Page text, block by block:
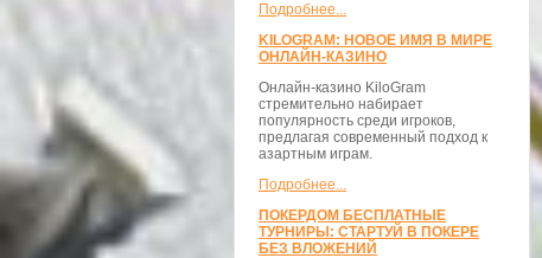
Подробнее...
KILOGRAM: НОВОЕ ИМЯ В МИРЕ
ОНЛАЙН-КАЗИНО
Онлайн-казино KiloGram
стремительно набирает
популярность среди игроков,
предлагая современный подход к
азартным играм.
Подробнее...
ПОКЕРДОМ БЕСПЛАТНЫЕ
ТУРНИРЫ: СТАРТУЙ В ПОКЕРЕ
БЕЗ ВЛОЖЕНИЙ